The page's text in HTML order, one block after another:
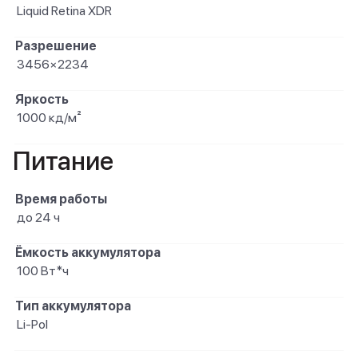
Liquid Retina XDR
Разрешение
3456×2234
Яркость
1000 кд/м²
Питание
Время работы
до 24 ч
Ёмкость аккумулятора
100 Вт*ч
Тип аккумулятора
Li-Pol